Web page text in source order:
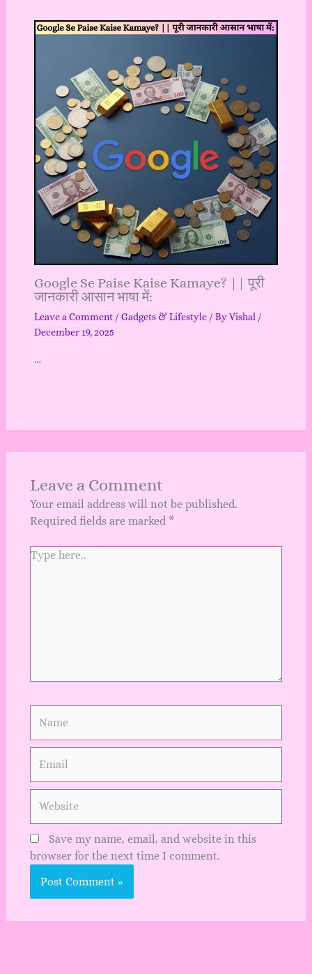
Google Se Paise Kaise Kamaye? || पूरी
जानकारी आसान भाषा में:
Leave a Comment / Gadgets & Lifestyle/ ByVishal /
December 19, 2025
…
Leave a Comment
Your email address will not be published.
Required fields are marked *
Type
Save my name, email, and website in this
browser for the next time I comment.